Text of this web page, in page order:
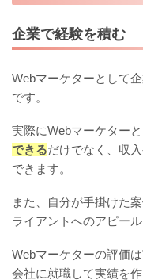
企業で経験を積む
Webマーケターとして
です。
実際にWebマーケターと
できるだけでなく、収
できます。
また、自分が手掛けた
ライアントへのアピー
Webマーケターの評価
会社に就職して実績を作